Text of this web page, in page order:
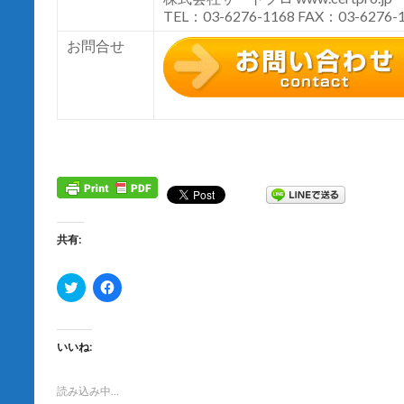
TEL：03-6276-1168 FAX：03-6276-
お問合せ
共有:
ク
リ
し
て
T
t
F
a
共
いいね:
読み込み中…